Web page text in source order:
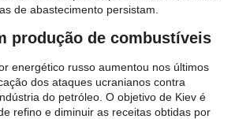
de abastecimento persistam.
produção de combustíveis
energético russo aumentou nos últimos
dos ataques ucranianos contra
do petróleo. O objetivo de Kiev é
refino e diminuir as receitas obtidas por